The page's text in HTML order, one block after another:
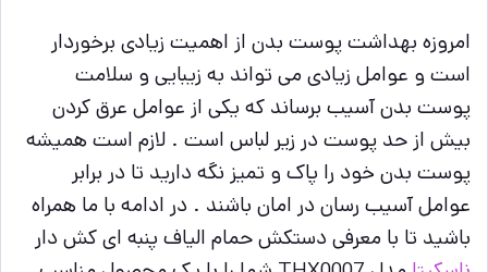
امروزه بهداشت پوست بدن از اهمیت زیادی برخوردار
است و عوامل زیادی می تواند به زیبایی و سلامت
پوست بدن آسیب برساند که یکی از عوامل عرق کردن
بیش از حد پوست در زیر لباس است . لازم است همیشه
پوست بدن خود را پاک و تمیز نگه دارید تا در برابر
عوامل آسیب رسان در امان باشند . در ادامه با ما همراه
باشید تا با معرفی دستکش حمام الیاف پنبه ای کش دار